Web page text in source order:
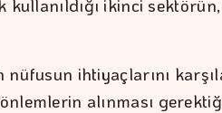
kullanıldığı ikinci
nüfusun ihtiyaçlarını
alınması